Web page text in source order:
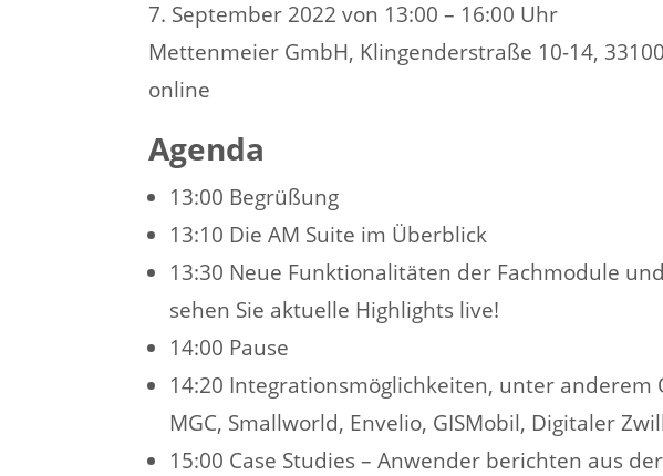
7. September 2022 von 13:00 – 16:00 Uhr
Mettenmeier GmbH, Klingenderstraße 10-14,
online
Agenda
13:00 Begrüßung
13:10 Die AM Suite im Überblick
13:30 Neue Funktionalitäten der Fachmodule
sehen Sie aktuelle Highlights live!
14:00 Pause
14:20 Integrationsmöglichkeiten, unter anderem
MGC, Smallworld, Envelio, GISMobil, Digitaler
15:00 Case Studies – Anwender berichten aus